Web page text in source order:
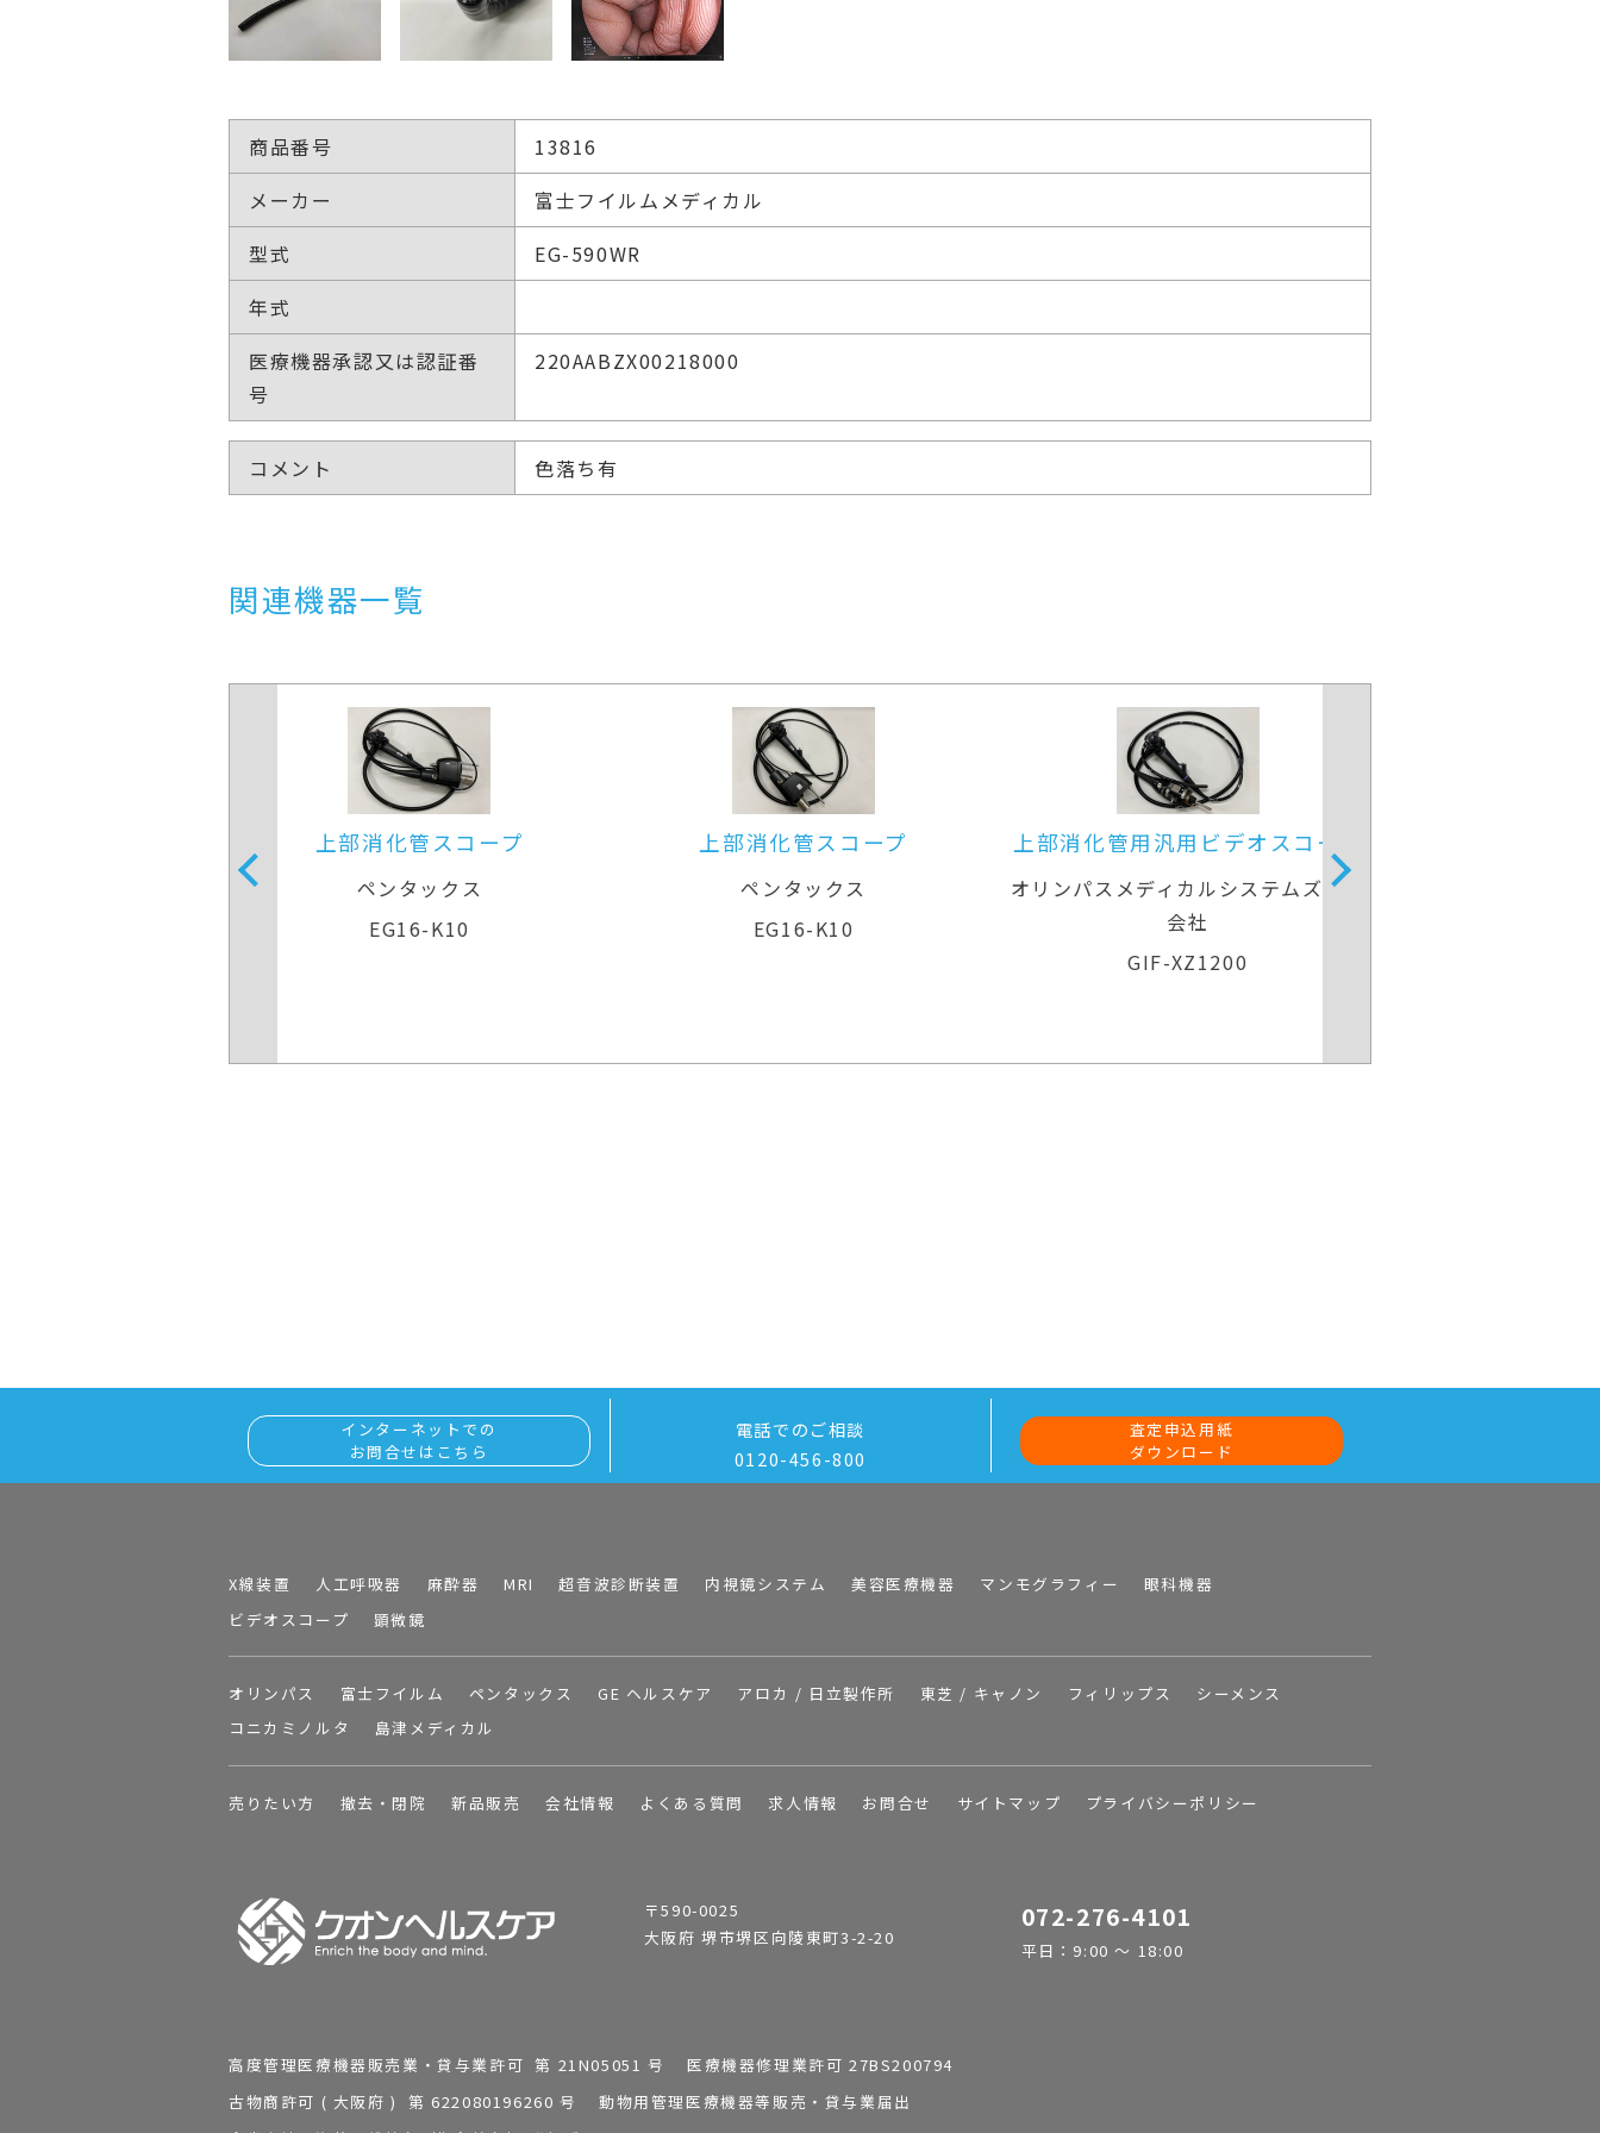
商品番号
13816
メーカー
富士フイルムメディカル
型式
EG-590WR
年式
医療機器承認又は認証番
号
220AABZX00218000
コメント 色落ち有
関連機器一覧
上部消化管スコープ
ペンタックス
EG16-K10
上部消化管用汎用ビデオスコープ
オリンパスメディカルシステムズ株式
会社
上部消化管用経鼻スコープ
富士フイルムメディカル
EG-840N
インターネットでの
お問合せはこちら
電話でのご相談
0120-456-800
査定申込用紙
ダウンロード
X線装置 人工呼吸器 麻酔器 MRI 超音波診断装置 内視鏡システム 美容医療機器 マンモグラフィー
眼科機器
ビデオスコープ
顕微鏡
オリンパス 富士フイルム ペンタックス GE ヘルスケア アロカ / 日立製作所 東芝 / キャノン フィリップス
シーメンス
コニカミノルタ
島津メディカル
売りたい方 撤去・閉院 新品販売 会社情報 よくある質問 求人情報 お問合せ サイトマップ プライバシーポリシー
〒590-0025
大阪府 堺市堺区向陵東町3-2-20
072-276-4101
平日：9:00 ～ 18:00
高度管理医療機器販売業・貸与業許可 第 21N05051 号 医療機器修理業許可 27BS200794
古物商許可 ( 大阪府 ) 第 622080196260 号 動物用管理医療機器等販売・貸与業届出